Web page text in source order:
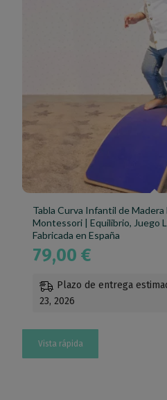
Tabla Curva Infantil de Madera
Montessori | Equilibrio, Juego
Fabricada en España
79,00€
Plazo de entrega
23, 2026
Vista rápida